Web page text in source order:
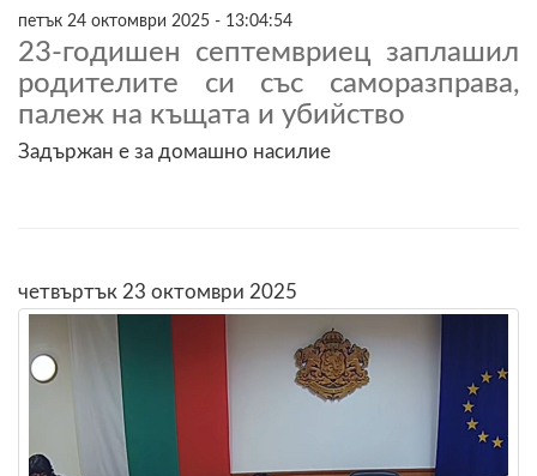
петък 24 октомври 2025 - 13:04:54
23-годишен септемвриец заплашил
родителите си със саморазправа,
палеж на къщата и убийство
Задържан е за домашно насилие
четвъртък 23 октомври 2025